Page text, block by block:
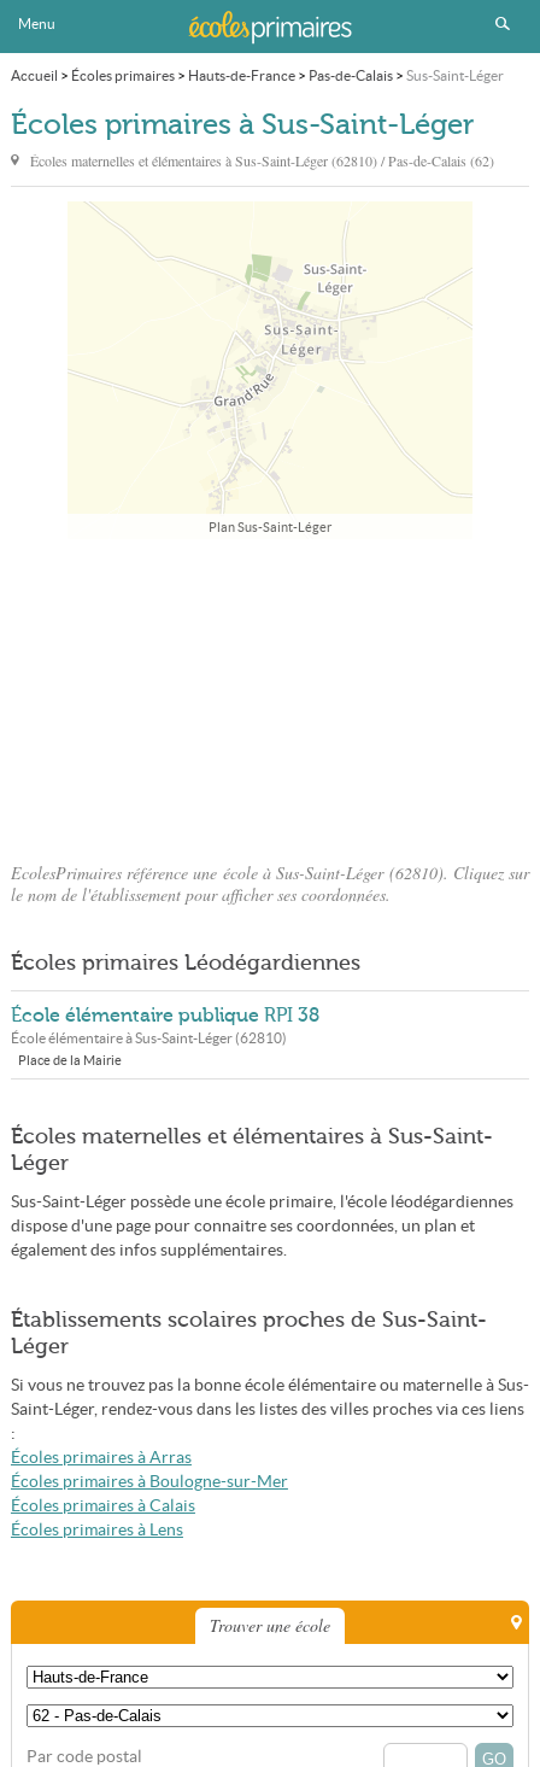
Menu
Accueil > Écoles primaires> Hauts-de-France> Pas-de-Calais> Sus-Saint-Léger
Écoles primaires à Sus-Saint-Léger
Écoles maternelles et élémentaires àSus-Saint-Léger(62810) / Pas-de-Calais (62)
Plan Sus-Saint-Léger
EcolesPrimaires référence une école à Sus-Saint-Léger (62810). Cliquez sur
le nom de l'établissement pour afficher ses coordonnées.
Écoles primaires Léodégardiennes
École élémentaire publique RPI 38
École élémentaire àSus-Saint-Léger(62810)
Place de la Mairie
Écoles maternelles et élémentaires à Sus-Saint-
Léger
Sus-Saint-Léger possède une école primaire, l'école léodégardiennes
dispose d'une page pour connaitre ses coordonnées, un plan et
également des infos supplémentaires.
Établissements scolaires proches de Sus-Saint-
Léger
Si vous ne trouvez pas la bonne école élémentaire ou maternelle à Sus-
Saint-Léger, rendez-vous dans les listes des villes proches via ces liens
:
Écoles primaires à Arras
Écoles primaires à Boulogne-sur-Mer
Écoles primaires à Calais
Écoles primaires à Lens
Trouver une école
Par code postal